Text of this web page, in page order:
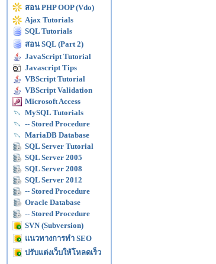
สอน PHP OOP (Vdo)
Ajax Tutorials
SQL Tutorials
สอน SQL (Part 2)
JavaScript Tutorial
Javascript Tips
VBScript Tutorial
VBScript Validation
Microsoft Access
MySQL Tutorials
-- Stored Procedure
MariaDB Database
SQL Server Tutorial
SQL Server 2005
SQL Server 2008
SQL Server 2012
-- Stored Procedure
Oracle Database
-- Stored Procedure
SVN (Subversion)
แนวทางการทำ SEO
ปรับแต่งเว็บให้โหลดเร็ว